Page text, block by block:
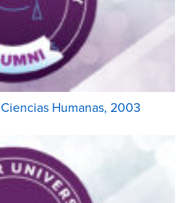
Humanas, 2003